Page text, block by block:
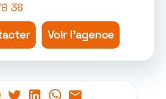
36
Voir l'agence